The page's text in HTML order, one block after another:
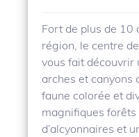
Fort de plus de 10
région, le centre
vous fait découvrir
arches et canyons
faune colorée et
magnifiques
d’alcyonnaires et